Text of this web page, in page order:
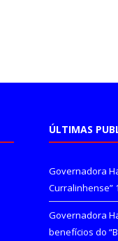
ÚLTIMAS
Governadora
Curralinhense”
Governadora
benefícios do